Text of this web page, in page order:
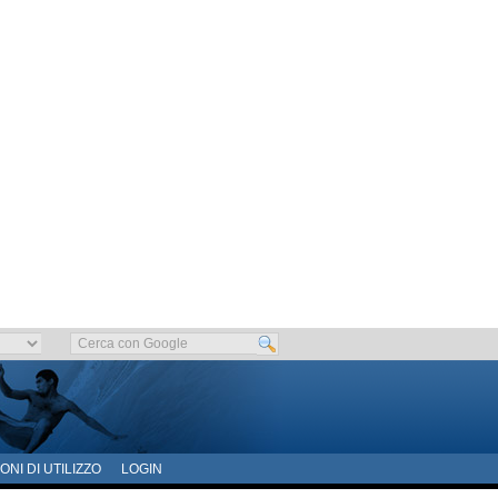
DI UTILIZZO LOGIN